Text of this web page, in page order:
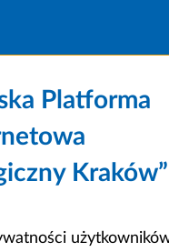
Platforma
Kraków”